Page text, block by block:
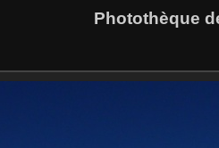
Photothèque